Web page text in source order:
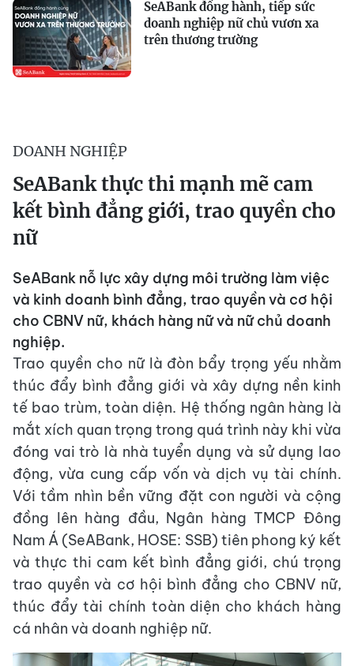
SeABank đồng hành, tiếp sức
doanh nghiệp nữ chủ vươn xa
trên thương trường
DOANH NGHIỆP
SeABank thực thi mạnh mẽ cam
kết bình đẳng giới, trao quyền cho
nữ
SeABank nỗ lực xây dựng môi trường làm việc
và kinh doanh bình đẳng, trao quyền và cơ hội
cho CBNV nữ, khách hàng nữ và nữ chủ doanh
nghiệp.
Trao quyền cho nữ là đòn bẩy trọng yếu nhằm
thúc đẩy bình đẳng giới và xây dựng nền kinh
tế bao trùm, toàn diện. Hệ thống ngân hàng là
mắt xích quan trọng trong quá trình này khi vừa
đóng vai trò là nhà tuyển dụng và sử dụng lao
động, vừa cung cấp vốn và dịch vụ tài chính.
Với tầm nhìn bền vững đặt con người và cộng
đồng lên hàng đầu, Ngân hàng TMCP Đông
Nam Á (SeABank, HOSE: SSB) tiên phong ký kết
và thực thi cam kết bình đẳng giới, chú trọng
trao quyền và cơ hội bình đẳng cho CBNV nữ,
thúc đẩy tài chính toàn diện cho khách hàng
cá nhân và doanh nghiệp nữ.